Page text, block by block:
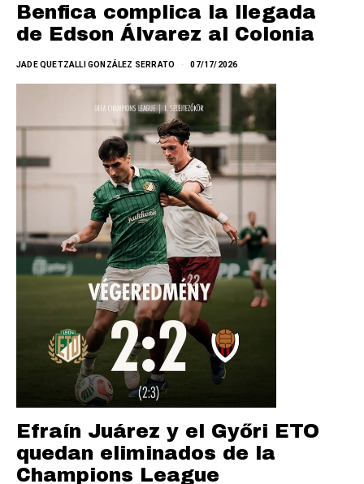
Benfica complica la llegada
de Edson Álvarez al Colonia
JADE QUETZALLI GONZÁLEZ SERRATO 07/17/2026
Efraín Juárez y el Győri ETO
quedan eliminados de la
Champions League